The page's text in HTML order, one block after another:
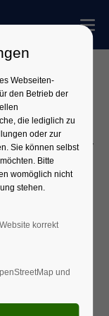
Webseiten-
den Betrieb der
die lediglich zu
oder zur
Sie können selbst
Bitte
womöglich nicht
stehen.
korrekt
und